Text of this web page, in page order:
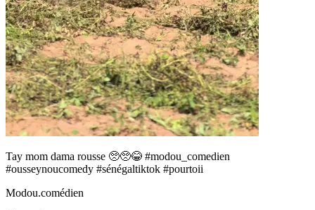
Tay mom dama rousse 🥺🥺😂 #modou_comedien
#ousseynoucomedy #sénégaltiktok #pourtoii
Modou.comédien